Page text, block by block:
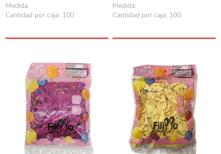
Medida:
Cantidad por caja: 100
Medida:
Cantidad por caja: 100